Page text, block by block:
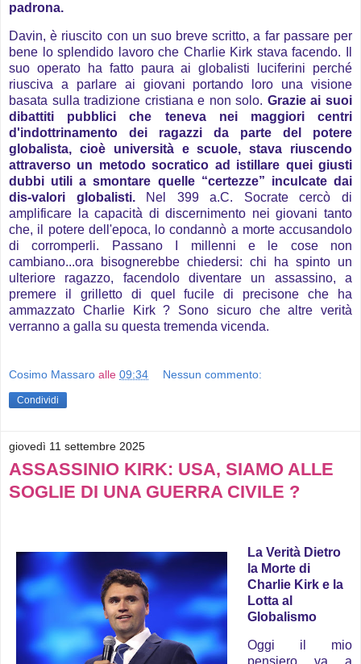
padrona.
Davin, è riuscito con un suo breve scritto, a far passare per
bene lo splendido lavoro che Charlie Kirk stava facendo. Il
suo operato ha fatto paura ai globalisti luciferini perché
riusciva a parlare ai giovani portando loro una visione
basata sulla tradizione cristiana e non solo. Grazie ai suoi
dibattiti pubblici che teneva nei maggiori centri
d'indottrinamento dei ragazzi da parte del potere
globalista, cioè università e scuole, stava riuscendo
attraverso un metodo socratico ad istillare quei giusti
dubbi utili a smontare quelle “certezze” inculcate dai
dis-valori globalisti.
Nel 399 a.C. Socrate cercò di
amplificare la capacità di discernimento nei giovani tanto
che, il potere dell'epoca, lo condannò a morte accusandolo
di corromperli. Passano I millenni e le cose non
cambiano...ora bisognerebbe chiedersi: chi ha spinto un
ulteriore ragazzo, facendolo diventare un assassino, a
premere il grilletto di quel fucile di precisone che ha
ammazzato Charlie Kirk ? Sono sicuro che altre verità
verranno a galla su questa tremenda vicenda.
Cosimo Massaro alle 09:34 Nessun commento:
Condividi
giovedì 11 settembre 2025
ASSASSINIO KIRK: USA, SIAMO ALLE
SOGLIE DI UNA GUERRA CIVILE ?
La Verità Dietro
la Morte di
Charlie Kirk e la
Lotta al
Globalismo
Oggi il mio